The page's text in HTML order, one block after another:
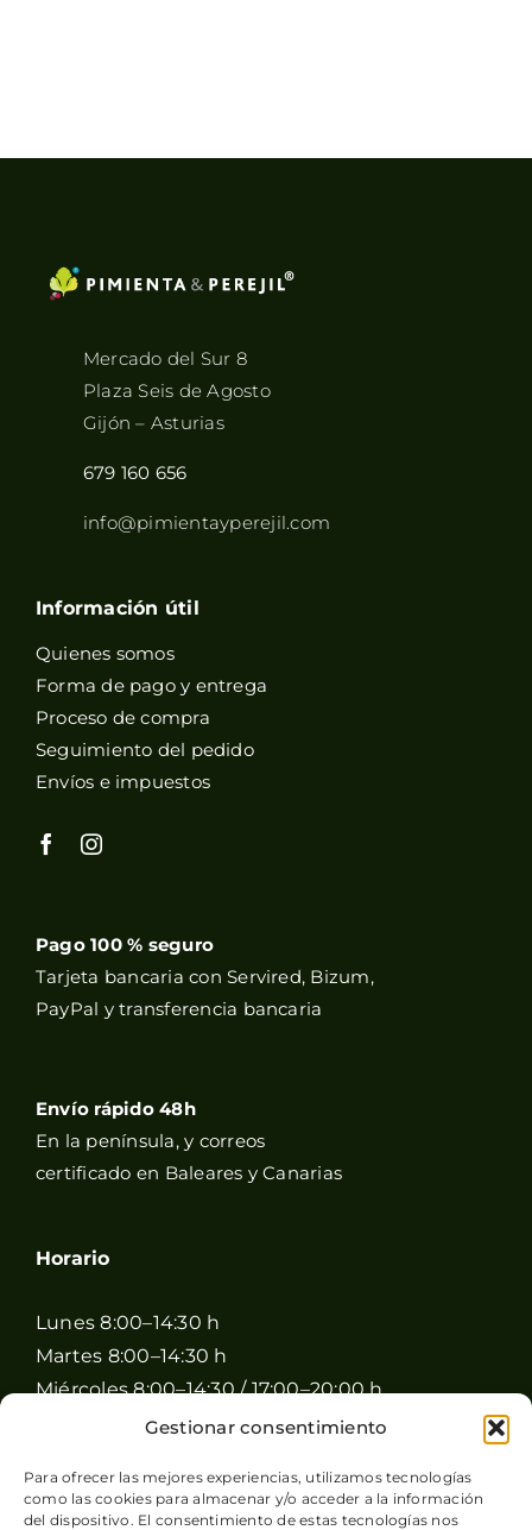
Gestionar consentimiento
Para ofrecer las mejores experiencias, utilizamos tecnologías
como las cookies para almacenar y/o acceder a la información
del dispositivo. El consentimiento de estas tecnologías nos
Mercado del Sur 8
Plaza Seis de Agosto
Gijón – Asturias
679 160 656
info@pimientayperejil.com
Información útil
Quienes somos
Forma de pago y entrega
Proceso de compra
Seguimiento del pedido
Envíos e impuestos
Pago 100 % seguro
Tarjeta bancaria con Servired, Bizum,
PayPal y transferencia bancaria
Envío rápido 48h
En la península, y correos
certificado en Baleares y Canarias
Horario
Lunes 8:00–14:30 h
Martes 8:00–14:30 h
Miércoles 8:00–14:30 / 17:00–20:00 h
Jueves 8:00–14:30 / 17:00–20:00 h
Sábado 8:00–15:00 h
Domingo Cerrado